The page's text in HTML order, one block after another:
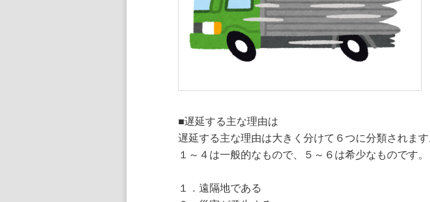
■遅延する主な理由は
遅延する主な理由は大きく分けて６つに分類されます
１～４は一般的なもので、５～６は希少なものです。
１．遠隔地である